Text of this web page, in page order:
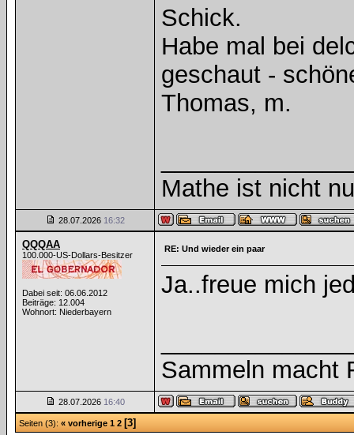
Schick.
Habe mal bei
geschaut -
Thomas, m.
Mathe ist nicht
28.07.2026 16:32
QQQAA
100.000-US-Dollars-Besitzer
Dabei seit: 06.06.2012
Beiträge: 12.004
Wohnort: Niederbayern
RE: Und wieder ein paar
Ja..freue mich
Sammeln macht
28.07.2026 16:40
Seiten (3): « vorherige 1 2 [3]